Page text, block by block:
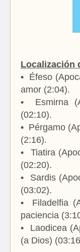
Localización
• Éfeso
amor (2:04).
•
Esmirna
(02:10).
• Pérgamo
(2:16).
•
Tiatira
(02:20).
•
Sardis
(03:02).
•
Filadelfia
paciencia
•
Laodicea
(a Dios)